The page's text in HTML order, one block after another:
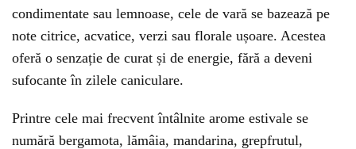
condimentate sau lemnoase, cele de vară se bazează pe
note citrice, acvatice, verzi sau florale ușoare. Acestea
oferă o senzație de curat și de energie, fără a deveni
sufocante în zilele caniculare.
Printre cele mai frecvent întâlnite arome estivale se
numără bergamota, lămâia, mandarina, grepfrutul,